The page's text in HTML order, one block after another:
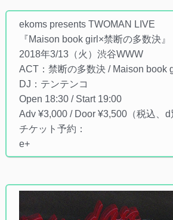
ekoms presents TWOMAN LIVE
『Maison book girl×禁断の多数決』
2018年3/13（火）渋谷WWW
ACT：禁断の多数決 / Maison book
DJ：テンテンコ
Open 18:30 / Start 19:00
Adv ¥3,000 / Door ¥3,500（税込、d
チケット予約：
e+